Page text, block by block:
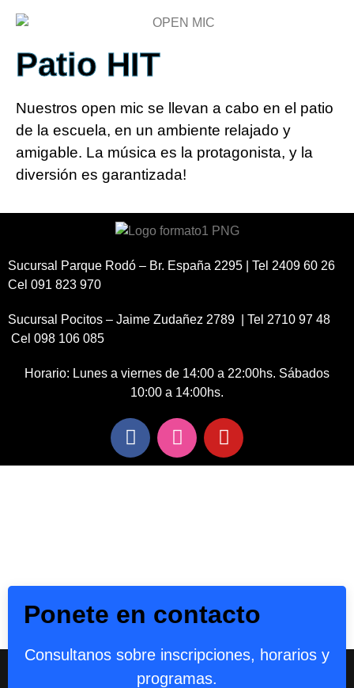
Patio HIT
Nuestros open mic se llevan a cabo en el patio
de la escuela, en un ambiente relajado y
amigable. La música es la protagonista, y la
diversión es garantizada!
Sucursal Parque Rodó – Br. España 2295 | Tel 2409 60 26
Cel 091 823 970
Sucursal Pocitos – Jaime Zudañez 2789 | Tel 2710 97 48
Cel 098 106 085
Horario: Lunes a viernes de 14:00 a 22:00hs. Sábados
10:00 a 14:00hs.
Ponete en contacto
Consultanos sobre inscripciones, horarios y
programas.